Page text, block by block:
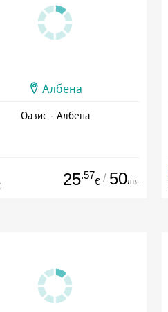
Албена
Оазис - Албена
25.57
€ / 50лв.